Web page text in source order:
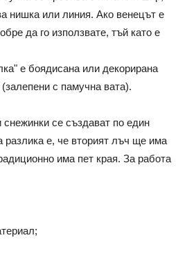
нишка или линия. Ако венецът е
да го използвате, тъй като е
е боядисана или декорирана
с памучна вата).
се създават по един
разлика е, че вторият лъч ще има
има пет края. За работа